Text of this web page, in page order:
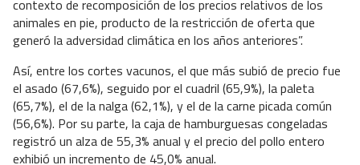
contexto de recomposición de los precios relativos de los
animales en pie, producto de la restricción de oferta que
generó la adversidad climática en los años anteriores”.
Así, entre los cortes vacunos, el que más subió de precio fue
el asado (67,6%), seguido por el cuadril (65,9%), la paleta
(65,7%), el de la nalga (62,1%), y el de la carne picada común
(56,6%). Por su parte, la caja de hamburguesas congeladas
registró un alza de 55,3% anual y el precio del pollo entero
exhibió un incremento de 45,0% anual.